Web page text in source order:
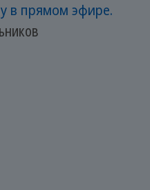
в прямом эфире.